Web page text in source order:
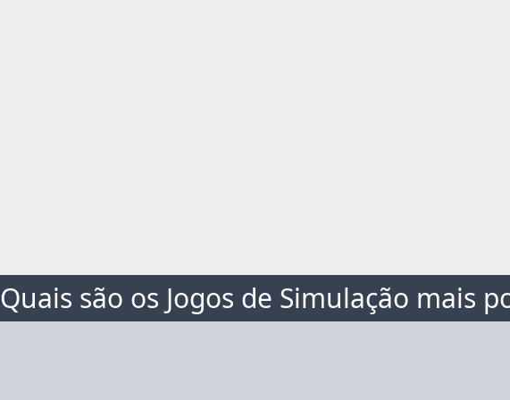
Quais são os Jogos de Simulação mais